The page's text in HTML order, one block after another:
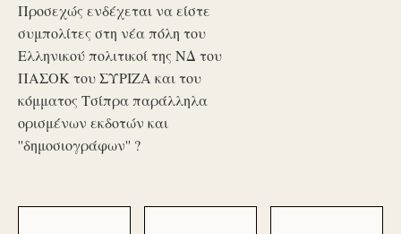
Προσεχώς ενδέχεται να είστε
συμπολίτες στη νέα πόλη του
Ελληνικού πολιτικοί της ΝΔ του
ΠΑΣΟΚ του ΣΥΡΙΖΑ και του
κόμματος Τσίπρα παράλληλα
ορισμένων εκδοτών και
''δημοσιογράφων'' ?